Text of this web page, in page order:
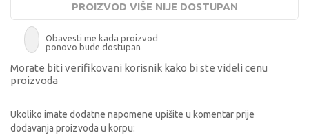
PROIZVOD VIŠE NIJE DOSTUPAN
Obavesti me kada proizvod
ponovo bude dostupan
Morate biti verifikovani korisnik kako bi ste videli cenu
proizvoda
Ukoliko imate dodatne napomene upišite u komentar prije
dodavanja proizvoda u korpu: